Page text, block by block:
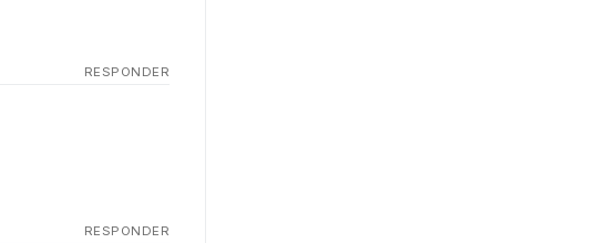
RESPONDER
RESPONDER